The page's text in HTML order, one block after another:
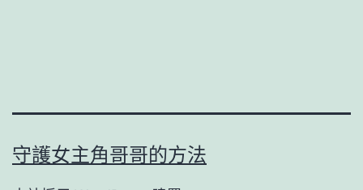
守護女主角哥哥的方法